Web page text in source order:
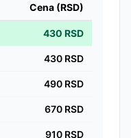
Cena (RSD)
430 RSD
430 RSD
490 RSD
670 RSD
910 RSD